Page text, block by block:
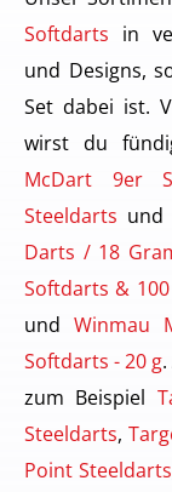
Softdarts in
und Designs,
Set dabei ist.
wirst du
McDart 9er
Steeldarts und
Darts / 18
Softdarts &
und Winmau
Softdarts - 20 g
zum Beispiel
Steeldarts,
Point Steeldarts